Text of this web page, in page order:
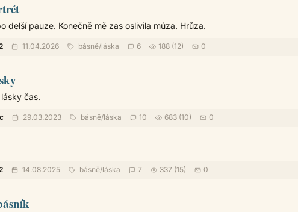
delší pauze. Konečně mě zas oslivila múza. Hrůza.
11.04.2026 básně/láska 6 188 (12) 0
čas.
29.03.2023 básně/láska 10 683 (10) 0
14.08.2025 básně/láska 7 337 (15) 0